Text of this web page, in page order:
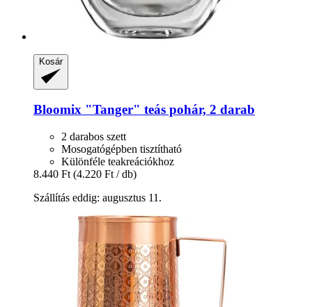
Kosár
Bloomix "Tanger" teás pohár, 2 darab
2 darabos szett
Mosogatógépben tisztítható
Különféle teakreációkhoz
8.440 Ft (4.220 Ft / db)
Szállítás eddig: augusztus 11.